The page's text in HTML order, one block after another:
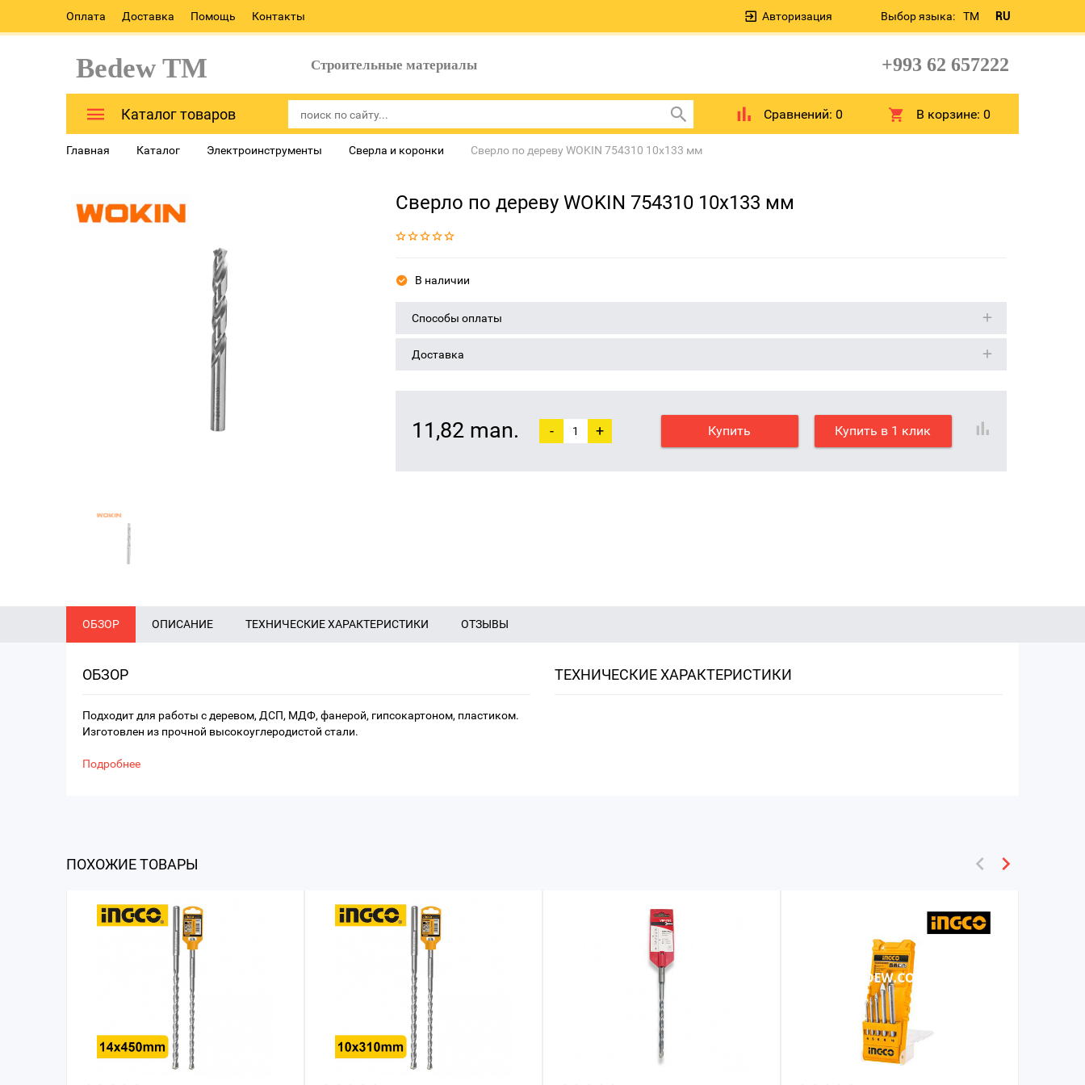
Оплата Доставка Помощь Контакты Выбор языка: TM RU
Авторизация
Bedew TM Строительные материалы +993 62 657222
Каталог товаров Сравнений: 0 В корзине:0
Главная Каталог Электроинструменты Сверла и коронки Сверло по дереву WOKIN 754310 10x133 мм
Сверло по дереву WOKIN 754310 10x133 мм
В наличии
Способы оплаты
Доставка
11,82 man. - + Купить Купить в 1 клик
ОБЗОР ОПИСАНИЕ ТЕХНИЧЕСКИЕ ХАРАКТЕРИСТИКИ ОТЗЫВЫ
ОБЗОР
Подходит для работы с деревом, ДСП, МДФ, фанерой, гипсокартоном, пластиком.
Изготовлен из прочной высокоуглеродистой стали.
Подробнее
ТЕХНИЧЕСКИЕ ХАРАКТЕРИСТИКИ
ПОХОЖИЕ ТОВАРЫ